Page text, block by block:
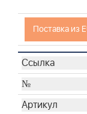
Поставка из